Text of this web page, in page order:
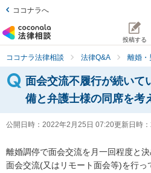
ココナラへ
投稿する
ココナラ法律相談 法律Q&A 離婚・
面会交流不履行が続いて
備と弁護士様の同席を考
公開日時： 2022年2月25日 07:20更新日時：
離婚調停で面会交流を月一回程度と
面会交流(又はリモート面会等)を行っ